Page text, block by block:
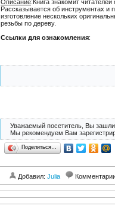
Описание:Книга знакомит
Рассказывается об инструментах и
изготовление нескольких
резьбы по дереву.
Ссылки для ознакомления:
Уважаемый посетитель, Вы зашли
Мы рекомендуем Вам
Поделиться…
Добавил: Julia